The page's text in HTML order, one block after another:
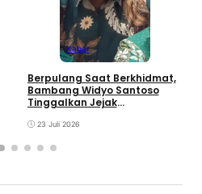
Kabar
Berpulang Saat Berkhidmat,
Bambang Widyo Santoso
Tinggalkan Jejak
Muhammadiyah Babat
23 Juli 2026